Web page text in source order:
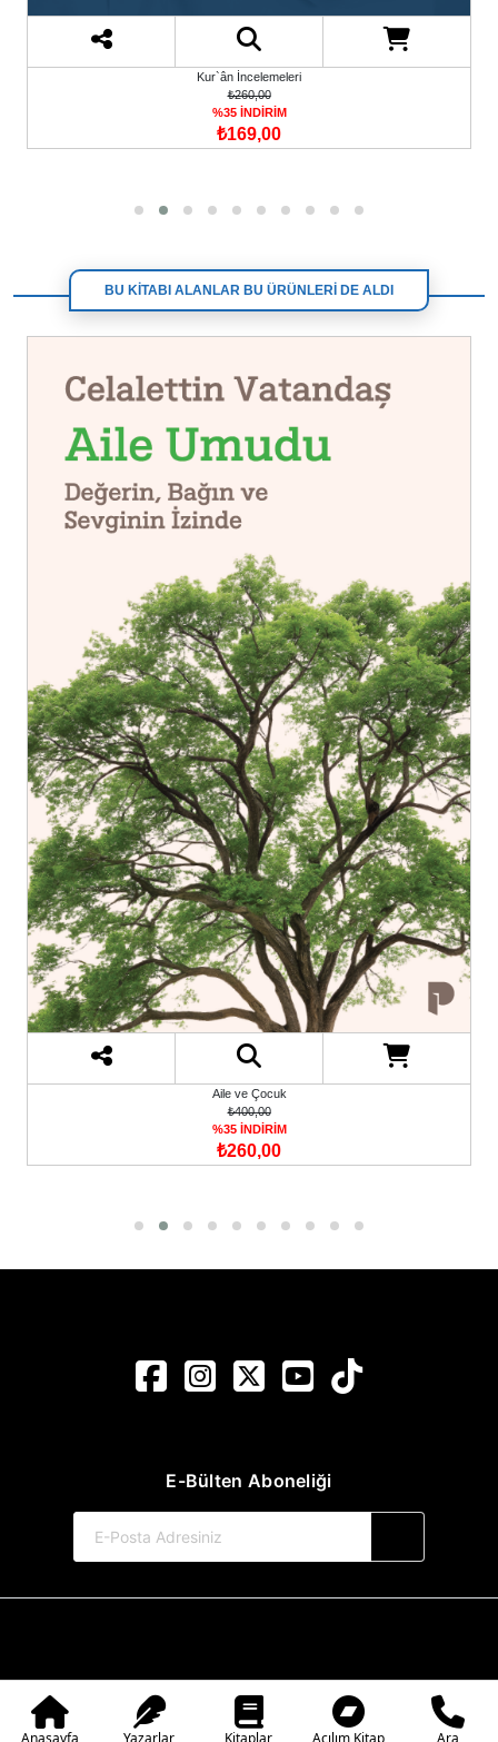
Kur`ân İncelemeleri
₺260,00
%35 İNDİRİM
₺169,00
BU KİTABI ALANLAR BU ÜRÜNLERİ DE ALDI
Aile ve Çocuk
₺400,00
%35 İNDİRİM
₺260,00
E-Bülten Aboneliği
Anasayfa Yazarlar Kitaplar Açılım Kitap Ara